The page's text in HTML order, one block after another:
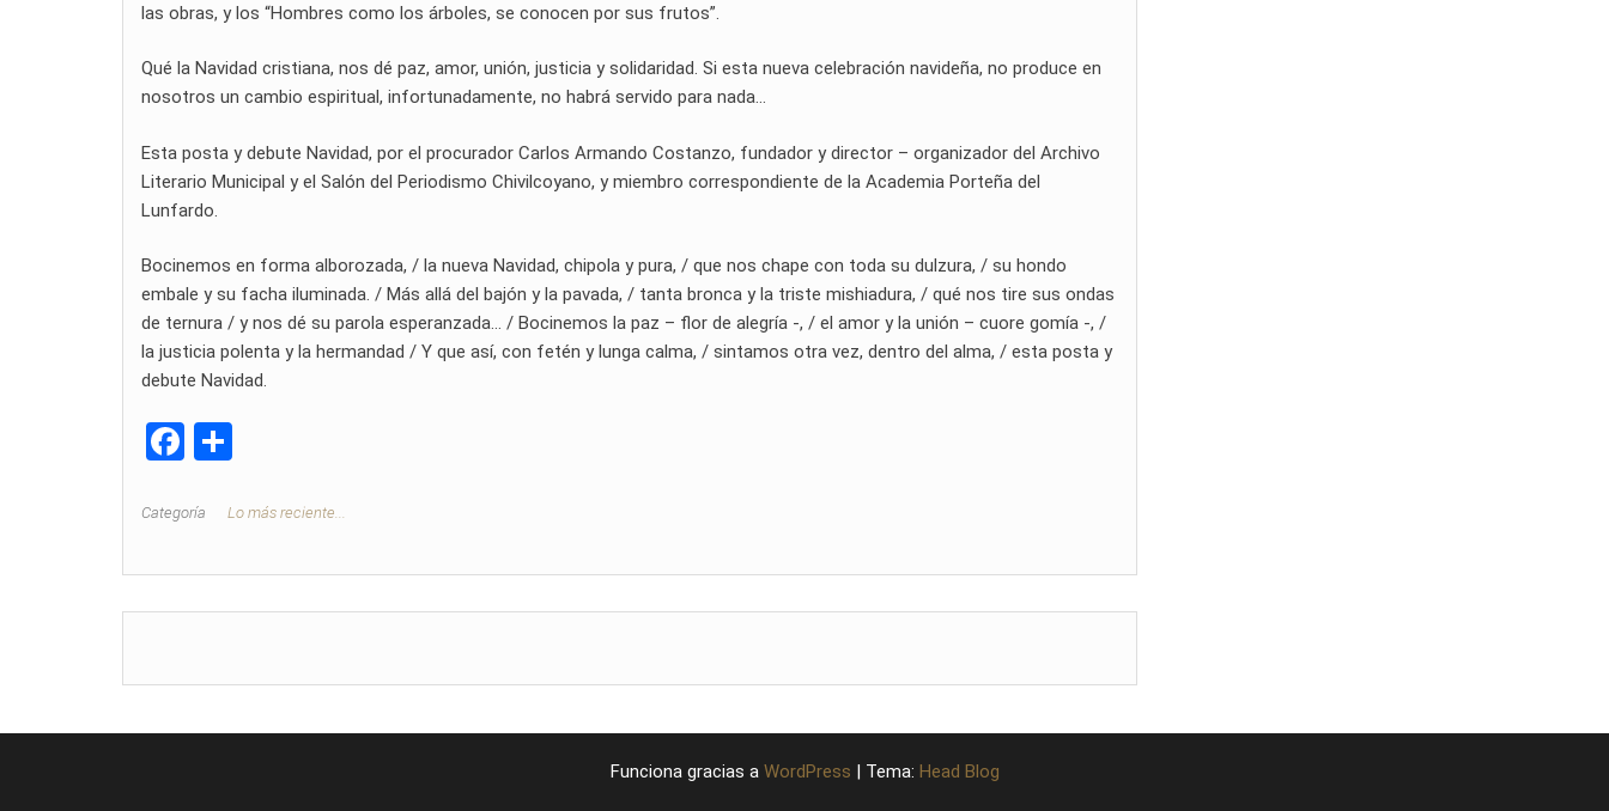
las obras, y los “Hombres como los árboles, se conocen por sus frutos”.
Qué la Navidad cristiana, nos dé paz, amor, unión, justicia y solidaridad. Si esta nueva celebración navideña, no produce en
nosotros un cambio espiritual, infortunadamente, no habrá servido para nada…
Esta posta y debute Navidad, por el procurador Carlos Armando Costanzo, fundador y director – organizador del Archivo
Literario Municipal y el Salón del Periodismo Chivilcoyano, y miembro correspondiente de la Academia Porteña del
Lunfardo.
Bocinemos en forma alborozada, / la nueva Navidad, chipola y pura, / que nos chape con toda su dulzura, / su hondo
embale y su facha iluminada. / Más allá del bajón y la pavada, / tanta bronca y la triste mishiadura, / qué nos tire sus ondas
de ternura / y nos dé su parola esperanzada… / Bocinemos la paz – flor de alegría -, / el amor y la unión – cuore gomía -, /
la justicia polenta y la hermandad / Y que así, con fetén y lunga calma, / sintamos otra vez, dentro del alma, / esta posta y
debute Navidad.
F
ce
m
Categoría Lo más reciente...
Funciona gracias a WordPress | Tema: Head Blog